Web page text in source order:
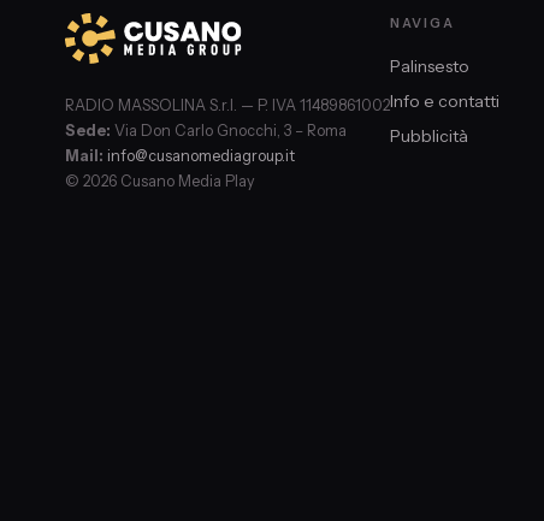
RADIO MASSOLINA S.r.l. — P. IVA 11489861002
Sede: Via Don Carlo Gnocchi, 3 – Roma
Mail: info@cusanomediagroup.it
© 2026 Cusano Media Play
NAVIGA
Palinsesto
Info e contatti
Pubblicità